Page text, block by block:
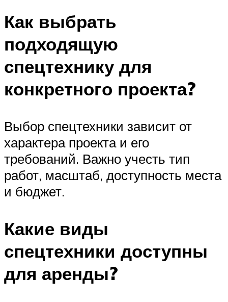
Как выбрать
подходящую
спецтехнику для
конкретного проекта?
Выбор спецтехники зависит от
характера проекта и его
требований. Важно учесть тип
работ, масштаб, доступность места
и бюджет.
Какие виды
спецтехники доступны
для аренды?